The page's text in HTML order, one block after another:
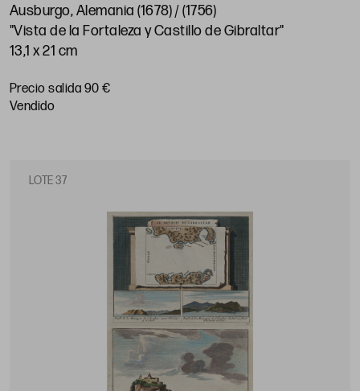
Ausburgo, Alemania (1678) / (1756)
"Vista de la Fortaleza y Castillo de Gibraltar"
13,1 x 21 cm
Precio salida 90 €
vendido
LOTE 37